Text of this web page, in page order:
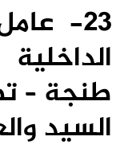
23-
طنجة –
السيد